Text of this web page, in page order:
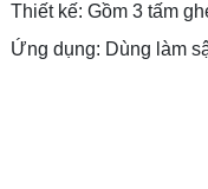
Thiết kế: Gồm 3 tấm
Ứng dụng: Dùng làm